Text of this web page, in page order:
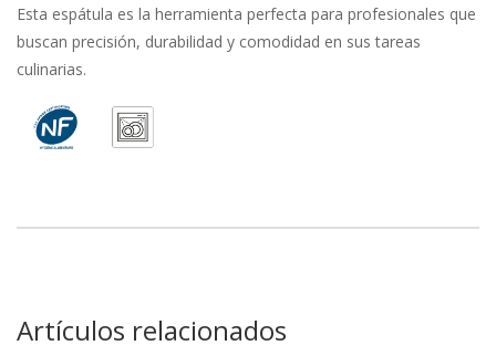
Esta espátula es la herramienta perfecta para profesionales que
buscan precisión, durabilidad y comodidad en sus tareas
culinarias.
Artículos relacionados